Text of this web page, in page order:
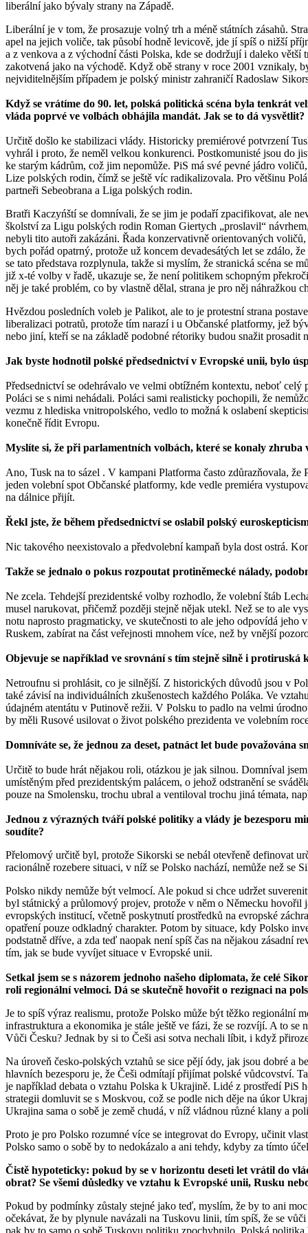
liberální jako bývaly strany na Západě.
Liberální je v tom, že prosazuje volný trh a méně státních zásahů.
apel na jejich voliče, tak působí hodně levicově, jde jí spíš o nižší
a z venkova a z východní části Polska, kde se dodržují i daleko
zakotvená jako na východě. Když obě strany v roce 2001 vznikaly,
nejviditelnějším případem je polský ministr zahraničí Radoslaw
Když se vrátíme do 90. let, polská politická scéna byla tenkrát
vláda poprvé ve volbách obhájila mandát. Jak se to dá vysvětlit?
Určitě došlo ke stabilizaci vlády. Historicky premiérové potvrzení
vyhrál i proto, že neměl velkou konkurenci. Postkomunisté jsou do
ke starým kádrům, což jim nepomůže. PiS má své pevné jádro
Lize polských rodin, čímž se ještě víc radikalizovala. Pro většinu
partneři Sebeobrana a Liga polských rodin.
Bratři Kaczyńští se domnívali, že se jim je podaří zpacifikovat, ale
školství za Ligu polských rodin Roman Giertych „proslavil“
nebyli tito autoři zakázáni. Řada konzervativně orientovaných
bych pořád opatrný, protože už koncem devadesátých let se zdálo,
se tato představa rozplynula, takže si myslím, že stranická scéna se
již x-té volby v řadě, ukazuje se, že není politikem schopným
něj je také problém, co by vlastně dělal, strana je pro něj
Hvězdou posledních voleb je Palikot, ale to je protestní strana
liberalizaci potratů, protože tím narazí i u Občanské platformy, jež
nebo jiní, kteří se na základě podobné rétoriky budou snažit
Jak byste hodnotil polské předsednictví v Evropské unii, bylo
Předsednictví se odehrávalo ve velmi obtížném kontextu, neboť
Poláci se s nimi nehádali. Poláci sami realisticky pochopili, že
vezmu z hlediska vnitropolského, vedlo to možná k oslabení
konečně řídit Evropu.
Myslíte si, že při parlamentních volbách, které se konaly
Ano, Tusk na to sázel . V kampani Platforma často zdůrazňovala,
jeden volební spot Občanské platformy, kde vedle premiéra
na dálnice přijít.
Řekl jste, že během předsednictví se oslabil polský
Nic takového neexistovalo a předvolební kampaň byla dost ostrá.
Takže se jednalo o pokus rozpoutat protiněmecké nálady,
Ne zcela. Tehdejší prezidentské volby rozhodlo, že volební štáb
musel narukovat, přičemž později stejně nějak utekl. Než se to ale
notu naprosto pragmaticky, ve skutečnosti to ale jeho odpovídá
Ruskem, zabírat na část veřejnosti mnohem více, než by vnější
Objevuje se například ve srovnání s tím stejně silně i protiruská
Netroufnu si prohlásit, co je silnější. Z historických důvodů jsou v
také závisí na individuálních zkušenostech každého Poláka. Ve
údajném atentátu v Putinově režii. V Polsku to padlo na velmi
by měli Rusové usilovat o život polského prezidenta ve volebním
Domníváte se, že jednou za deset, patnáct let bude
Určitě to bude hrát nějakou roli, otázkou je jak silnou. Domníval
umístěným před prezidentským palácem, o jehož odstranění se
pouze na Smolensku, trochu ubral a ventiloval trochu jiná témata,
Jednou z výrazných tváří polské politiky a vlády je bezesporu
soudíte?
Přelomový určitě byl, protože Sikorski se nebál otevřeně definovat
racionálně rozebere situaci, v níž se Polsko nachází, nemůže než
Polsko nikdy nemůže být velmocí. Ale pokud si chce udržet
byl státnický a průlomový projev, protože v něm o Německu hovořil
evropských institucí, včetně poskytnutí prostředků na evropské
opatření pouze odkladný charakter. Potom by situace, kdy Polsko
podstatně dříve, a zda teď naopak není spíš čas na nějakou zásadní
tím, jak se bude vyvíjet situace v Evropské unii.
Setkal jsem se s názorem jednoho našeho diplomata, že celé
roli regionální velmoci. Dá se skutečně hovořit o rezignaci na
Je to spíš výraz realismu, protože Polsko může být těžko regionální
infrastruktura a ekonomika je stále ještě ve fázi, že se rozvíjí. A to
Vůči Česku? Jednak by si to Češi asi sotva nechali líbit, i když
Na úroveň česko-polských vztahů se sice pějí ódy, jak jsou dobré a
hlavních bezesporu je, že Češi odmítají přijímat polské vůdcovství.
je například debata o vztahu Polska k Ukrajině. Lidé z prostředí
strategii domluvit se s Moskvou, což se podle nich děje na úkor
Ukrajina sama o sobě je země chudá, v níž vládnou různé klany a
Proto je pro Polsko rozumné více se integrovat do Evropy, učinit
Polsko samo o sobě by to nedokázalo a ani tehdy, kdyby za tímto
Čistě hypoteticky: pokud by se v horizontu deseti let vrátil do
obrat? Se všemi důsledky ve vztahu k Evropské unii, Rusku
Pokud by podmínky zůstaly stejné jako teď, myslím, že by to ani
očekávat, že by plynule navázali na Tuskovu linii, tím spíš, že se
pak by to samo o sobě Tuskovu politiku zpochybnilo. Polská